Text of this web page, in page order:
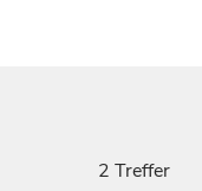
2 Treffer